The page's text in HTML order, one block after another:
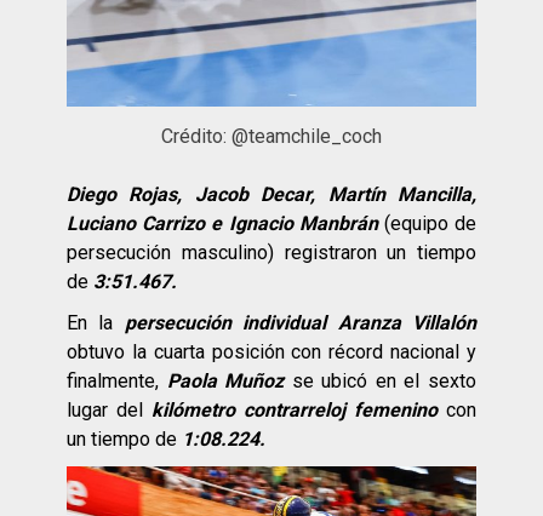
Crédito: @teamchile_coch
Diego Rojas, Jacob Decar, Martín Mancilla,
Luciano Carrizo e Ignacio Manbrán(equipo de
persecución masculino) registraron un tiempo
de 3:51.467.
En la persecución individual Aranza Villalón
obtuvo la cuarta posición con récord nacional y
finalmente, Paola Muñozse ubicó en el sexto
lugar del
kilómetro contrarreloj femenino con
un tiempo de 1:08.224.